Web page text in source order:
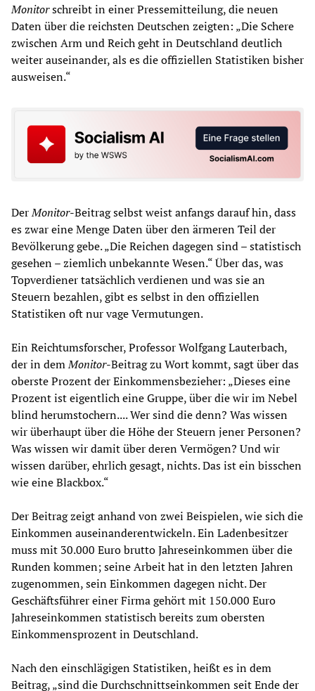
Monitorschreibt in einer Pressemitteilung, die neuen
Daten über die reichsten Deutschen zeigten: „Die Schere
zwischen Arm und Reich geht in Deutschland deutlich
weiter auseinander, als es die offiziellen Statistiken bisher
ausweisen.“
DerMonitor-Beitrag selbst weist anfangs darauf hin, dass
es zwar eine Menge Daten über den ärmeren Teil der
Bevölkerung gebe. „Die Reichen dagegen sind – statistisch
gesehen – ziemlich unbekannte Wesen.“ Über das, was
Topverdiener tatsächlich verdienen und was sie an
Steuern bezahlen, gibt es selbst in den offiziellen
Statistiken oft nur vage Vermutungen.
Ein Reichtumsforscher, Professor Wolfgang Lauterbach,
der in demMonitor-Beitrag zu Wort kommt, sagt über das
oberste Prozent der Einkommensbezieher: „Dieses eine
Prozent ist eigentlich eine Gruppe, über die wir im Nebel
blind herumstochern.... Wer sind die denn? Was wissen
wir überhaupt über die Höhe der Steuern jener Personen?
Was wissen wir damit über deren Vermögen? Und wir
wissen darüber, ehrlich gesagt, nichts. Das ist ein bisschen
wie eine Blackbox.“
Der Beitrag zeigt anhand von zwei Beispielen, wie sich die
Einkommen auseinanderentwickeln. Ein Ladenbesitzer
muss mit 30.000 Euro brutto Jahreseinkommen über die
Runden kommen; seine Arbeit hat in den letzten Jahren
zugenommen, sein Einkommen dagegen nicht. Der
Geschäftsführer einer Firma gehört mit 150.000 Euro
Jahreseinkommen statistisch bereits zum obersten
Einkommensprozent in Deutschland.
Nach den einschlägigen Statistiken, heißt es in dem
Beitrag, „sind die Durchschnittseinkommen seit Ende der